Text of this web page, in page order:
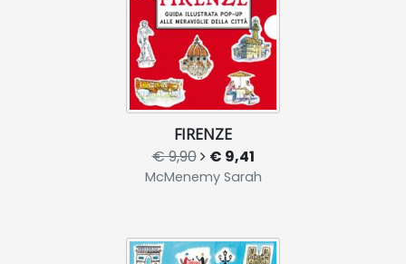
FIRENZE
€ 9,90 € 9,41
McMenemy Sarah